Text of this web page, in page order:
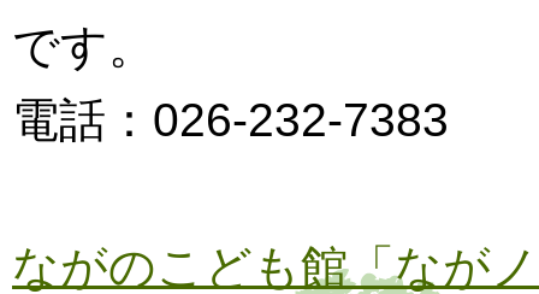
です。
電話：026-232-7383
ながのこども館「なが